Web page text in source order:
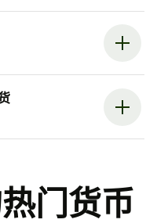
门货币